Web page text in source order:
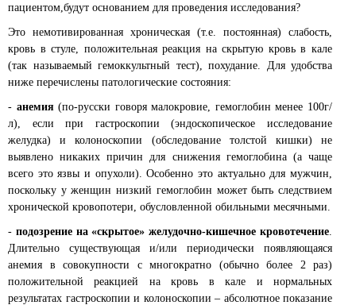
пациентом,будут основанием для проведения исследования?
Это немотивированная хроническая (т.е. постоянная) слабость,
кровь в стуле, положительная реакция на скрытую кровь в кале
(так называемый гемоккультный тест), похудание. Для удобства
ниже перечислены патологические состояния:
- анемия(по-русски говоря малокровие, гемоглобин менее 100г/
л), если при гастроскопии (эндоскопическое исследование
желудка) и колоноскопии (обследование толстой кишки) не
выявлено никаких причин для снижения гемоглобина (а чаще
всего это язвы и опухоли). Особенно это актуально для мужчин,
поскольку у женщин низкий гемоглобин может быть следствием
хронической кровопотери, обусловленной обильными месячными.
- подозрение на «скрытое» желудочно-кишечное кровотечение
Длительно существующая и/или периодически появляющаяся
анемия в совокупности с многократно (обычно более 2 раз)
положительной реакцией на кровь в кале и нормальных
результатах гастроскопии и колоноскопии – абсолютное показание